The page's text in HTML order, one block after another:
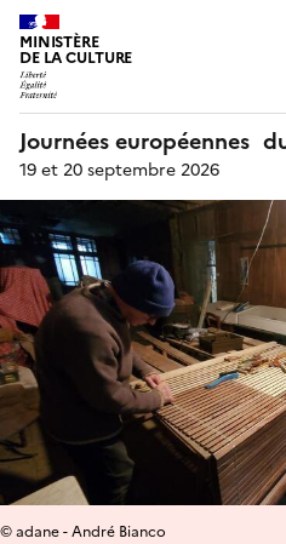
MINISTÈRE
DE LA CULTURE
Journées européennes
19 et 20 septembre 2026
© adane - André Bianco